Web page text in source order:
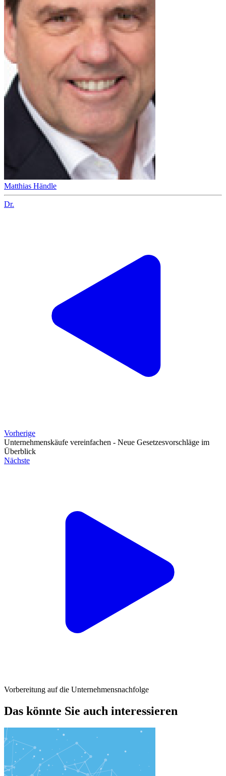
Matthias Händle
Dr.
Vorherige
Unternehmenskäufe vereinfachen - Neue Gesetzesvorschläge im
Überblick
Nächste
Vorbereitung auf die Unternehmensnachfolge
Das könnte Sie auch interessieren